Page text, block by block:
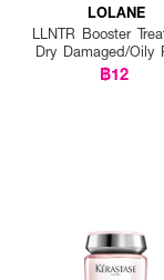
LOLANE
LLNTR Booster
Dry Damaged/Oily
25g P12
฿12